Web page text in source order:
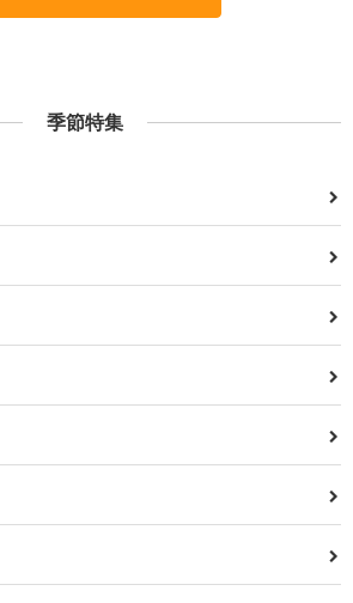
季節特集